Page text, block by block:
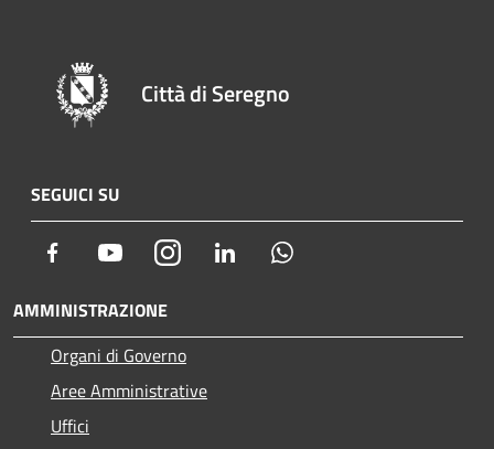
Città di Seregno
SEGUICI SU
Facebook YoutubeInstagram LinkedIn
AMMINISTRAZIONE
Organi di Governo
Aree Amministrative
Uffici